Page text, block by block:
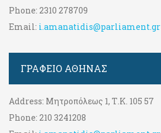
Phone: 2310 278709
Email: i.amanatidis@parliament.gr
ΓΡΑΦΕΊΟ ΑΘΉΝΑΣ
Address: Μητροπόλεως 1, Τ.Κ. 105 57
Phone: 210 3241208